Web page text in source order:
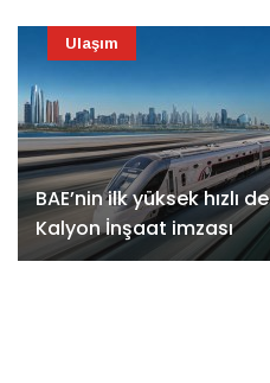
BAE’nin ilk yüksek hızlı
Kalyon İnşaat imzası
Ulaşım